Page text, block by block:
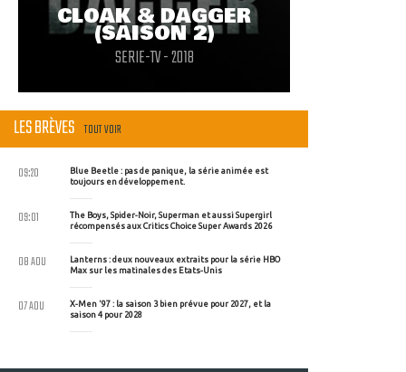
CLOAK & DAGGER
(SAISON 2)
SERIE-TV - 2018
LES BRÈVES TOUT VOIR
Blue Beetle : pas de panique, la série animée est
toujours en développement.
09:20
The Boys, Spider-Noir, Superman et aussi Supergirl
récompensés aux Critics Choice Super Awards 2026
09:01
Lanterns : deux nouveaux extraits pour la série HBO
Max sur les matinales des Etats-Unis
08 AOU
X-Men '97 : la saison 3 bien prévue pour 2027, et la
saison 4 pour 2028
07 AOU